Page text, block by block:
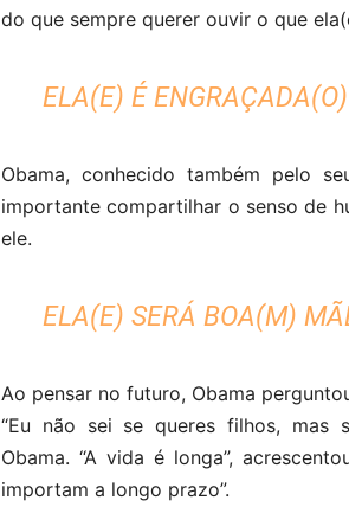
do que sempre querer ouvir o que
ELA(E) É
Obama, conhecido também pelo
importante compartilhar o senso de
ele.
ELA(E) SERÁ BOA(M)
Ao pensar no futuro, Obama
“Eu não sei se queres filhos, mas
Obama. “A vida é longa”,
importam a longo prazo”.